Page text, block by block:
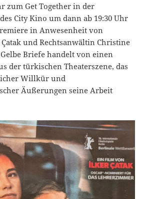
zum Get Together in der
City Kino um dann ab 19:30 Uhr
in Anwesenheit von
und Rechtsanwältin Christine
Briefe handelt von einen
der türkischen Theaterszene, das
Willkür und
Äußerungen seine Arbeit